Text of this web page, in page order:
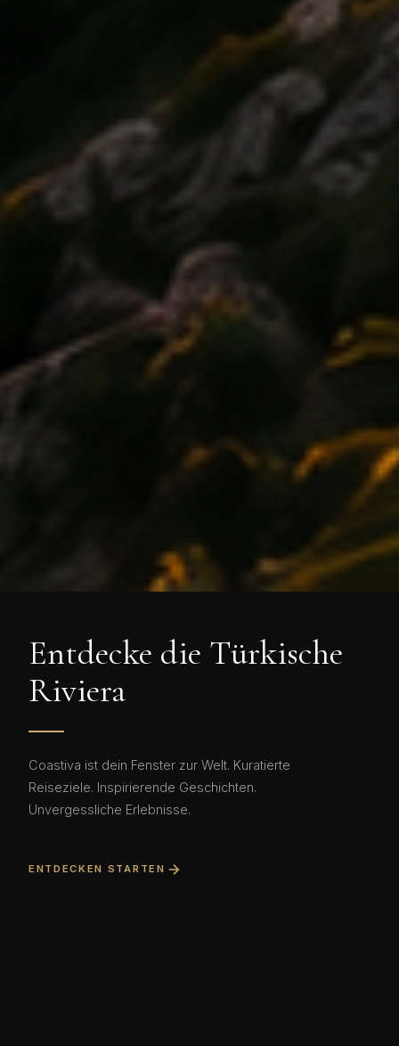
Entdecke die Türkische
Riviera
Coastiva ist dein Fenster zur Welt. Kuratierte
Reiseziele. Inspirierende Geschichten.
Unvergessliche Erlebnisse.
ENTDECKEN STARTEN